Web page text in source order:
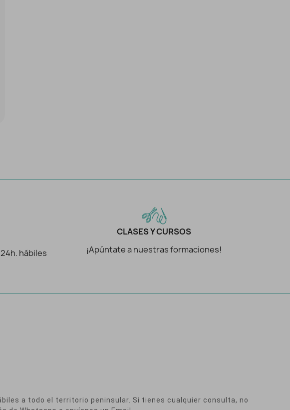
hábiles
CLASES Y CURSOS
¡Apúntate a nuestras formaciones!
a todo el territorio peninsular. Si tienes cualquier consulta, no